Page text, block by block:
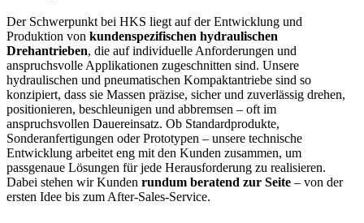
Der Schwerpunkt bei HKS liegt auf der Entwicklung und
Produktion von kundenspezifischen hydraulischen
Drehantrieben, die auf individuelle Anforderungen und
anspruchsvolle Applikationen zugeschnitten sind. Unsere
hydraulischen und pneumatischen Kompaktantriebe sind so
konzipiert, dass sie Massen präzise, sicher und zuverlässig drehen,
positionieren, beschleunigen und abbremsen – oft im
anspruchsvollen Dauereinsatz. Ob Standardprodukte,
Sonderanfertigungen oder Prototypen – unsere technische
Entwicklung arbeitet eng mit den Kunden zusammen, um
passgenaue Lösungen für jede Herausforderung zu realisieren.
Dabei stehen wir Kunden rundum beratend zur Seite – von der
ersten Idee bis zum After-Sales-Service.